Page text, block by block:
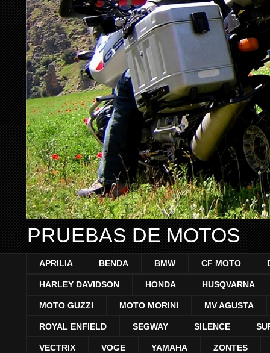
PRUEBAS DE MOTOS
APRILIA BENDA BMW CF MOTO
HARLEY DAVIDSON HONDA HUSQVARNA
MOTO GUZZI MOTO MORINI MV AGUSTA
ROYAL ENFIELD SEGWAY SILENCE
VECTRIX VOGE YAMAHA ZONTES